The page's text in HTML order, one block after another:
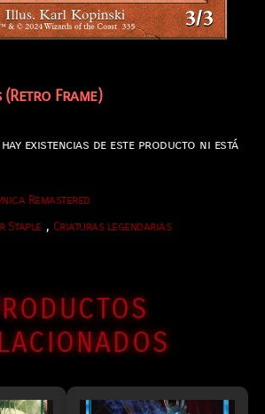
(Retro Frame)
Remastered
Staple , Criaturas legendarias